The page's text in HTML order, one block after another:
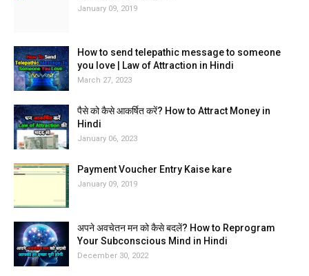
January 09, 2019
How to send telepathic message to someone
you love | Law of Attraction in Hindi
March 27, 2023
पैसे को कैसे आकर्षित करें? How to Attract Money in
Hindi
January 06, 2023
Payment Voucher Entry Kaise kare
January 09, 2019
अपने अवचेतन मन को कैसे बदलें? How to Reprogram
Your Subconscious Mind in Hindi
December 30, 2022